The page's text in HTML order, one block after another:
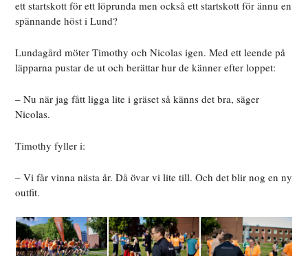
ett startskott för ett löprunda men också ett startskott för ännu en
spännande höst i Lund?
Lundagård möter Timothy och Nicolas igen. Med ett leende på
läpparna pustar de ut och berättar hur de känner efter loppet:
– Nu när jag fått ligga lite i gräset så känns det bra, säger
Nicolas.
Timothy fyller i:
– Vi får vinna nästa år. Då övar vi lite till. Och det blir nog en ny
outfit.